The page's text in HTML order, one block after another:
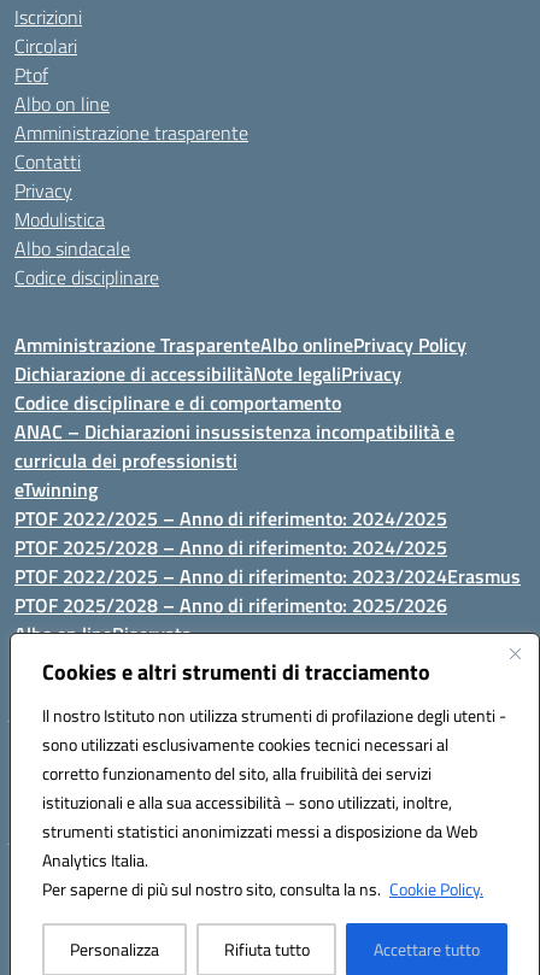
Cookies e altri strumenti di tracciamento
Il nostro Istituto non utilizza strumenti di profilazione degli utenti -
sono utilizzati esclusivamente cookies tecnici necessari al
corretto funzionamento del sito, alla fruibilità dei servizi
istituzionali e alla sua accessibilità – sono utilizzati, inoltre,
strumenti statistici anonimizzati messi a disposizione da Web
Analytics Italia.
Per saperne di più sul nostro sito, consulta la ns. Cookie Policy.
Personalizza Rifiuta tutto Accettare tutto
Iscrizioni
Circolari
Ptof
Albo on line
Amministrazione trasparente
Contatti
Privacy
Modulistica
Albo sindacale
Codice disciplinare
Amministrazione TrasparenteAlbo onlinePrivacy Policy
Dichiarazione di accessibilitàNote legaliPrivacy
Codice disciplinare e di comportamento
ANAC – Dichiarazioni insussistenza incompatibilità e
curricula dei professionisti
eTwinning
PTOF 2022/2025 – Anno di riferimento: 2024/2025
PTOF 2025/2028 – Anno di riferimento: 2024/2025
PTOF 2022/2025 – Anno di riferimento: 2023/2024Erasmus
PTOF 2025/2028 – Anno di riferimento: 2025/2026
Albo on lineRiservata
P.N. Dotazione di attrezzature per le palestre
Via Luna e Sole, 44 07100, Sassari - Tel 079293287 - Fax 0793764116
- Mail: ssvc010009@istruzione.it - PEC: ssvc010009@pec.istruzione.it
- C.F. / P.IVA Convitto 80000150906 - C.F. Scuole 92073300904
Hosting & Powered by 3D Solution S.r.l.
Concept & Design by Designers Italia